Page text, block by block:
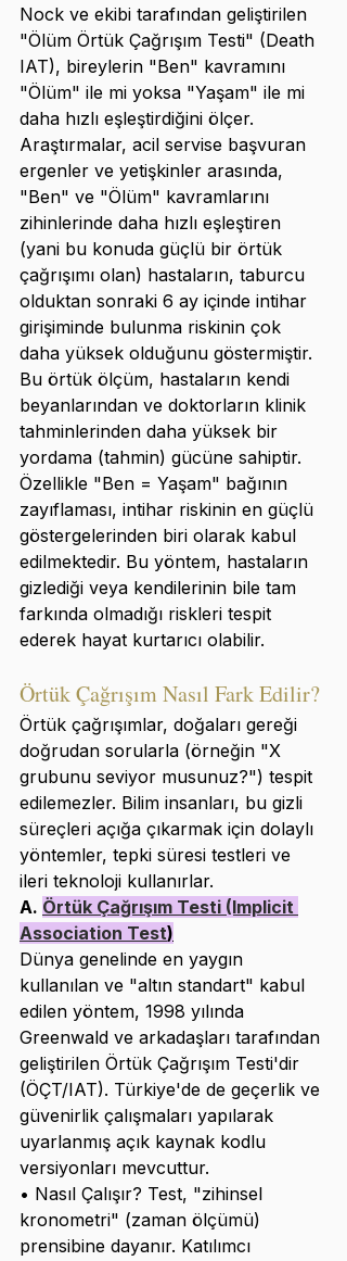
Nock ve ekibi tarafından geliştirilen
"Ölüm Örtük Çağrışım Testi" (Death
IAT), bireylerin "Ben" kavramını
"Ölüm" ile mi yoksa "Yaşam" ile mi
daha hızlı eşleştirdiğini ölçer.
Araştırmalar, acil servise başvuran
ergenler ve yetişkinler arasında,
"Ben" ve "Ölüm" kavramlarını
zihinlerinde daha hızlı eşleştiren
(yani bu konuda güçlü bir örtük
çağrışımı olan) hastaların, taburcu
olduktan sonraki 6 ay içinde intihar
girişiminde bulunma riskinin çok
daha yüksek olduğunu göstermiştir.
Bu örtük ölçüm, hastaların kendi
beyanlarından ve doktorların klinik
tahminlerinden daha yüksek bir
yordama (tahmin) gücüne sahiptir.
Özellikle "Ben = Yaşam" bağının
zayıflaması, intihar riskinin en güçlü
göstergelerinden biri olarak kabul
edilmektedir. Bu yöntem, hastaların
gizlediği veya kendilerinin bile tam
farkında olmadığı riskleri tespit
ederek hayat kurtarıcı olabilir.
Örtük Çağrışım Nasıl Fark Edilir?
Örtük çağrışımlar, doğaları gereği
doğrudan sorularla (örneğin "X
grubunu seviyor musunuz?") tespit
edilemezler. Bilim insanları, bu gizli
süreçleri açığa çıkarmak için dolaylı
yöntemler, tepki süresi testleri ve
ileri teknoloji kullanırlar.
A. Örtük Çağrışım Testi (Implicit
Association Test)
Dünya genelinde en yaygın
kullanılan ve "altın standart" kabul
edilen yöntem, 1998 yılında
Greenwald ve arkadaşları tarafından
geliştirilen Örtük Çağrışım Testi'dir
(ÖÇT/IAT). Türkiye'de de geçerlik ve
güvenirlik çalışmaları yapılarak
uyarlanmış açık kaynak kodlu
versiyonları mevcuttur.
• Nasıl Çalışır? Test, "zihinsel
kronometri" (zaman ölçümü)
prensibine dayanır. Katılımcı